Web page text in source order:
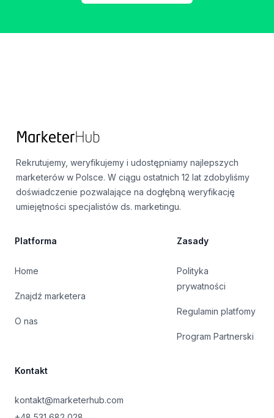
Rekrutujemy, weryfikujemy i udostępniamy najlepszych
marketerów w Polsce. W ciągu ostatnich 12 lat zdobyliśmy
doświadczenie pozwalające na dogłębną weryfikację
umiejętności specjalistów ds. marketingu.
Platforma
Home
Znajdź marketera
O nas
Zasady
Polityka
prywatności
Regulamin platfomy
Program Partnerski
Kontakt
kontakt@marketerhub.com